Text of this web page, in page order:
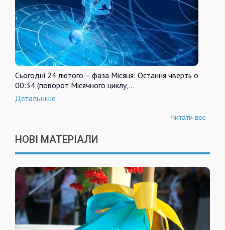
Сьогодні 24 лютого – фаза Місяця: Остання чверть о
00:34 (поворот Місячного циклу,…
Детальніше
Читати все
НОВІ МАТЕРІАЛИ